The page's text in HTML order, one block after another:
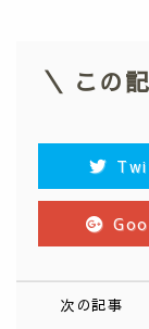
＼ この
次の記事